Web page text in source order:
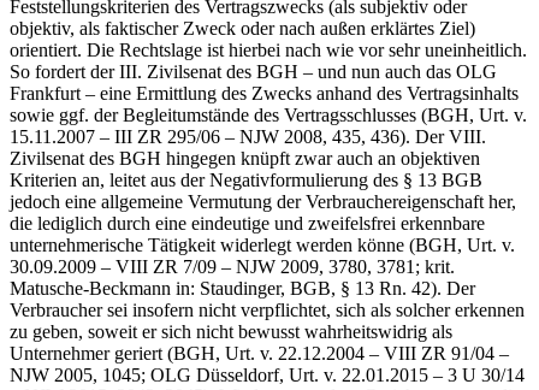
Feststellungskriterien des Vertragszwecks (als subjektiv oder
objektiv, als faktischer Zweck oder nach außen erklärtes Ziel)
orientiert. Die Rechtslage ist hierbei nach wie vor sehr uneinheitlich.
So fordert der III. Zivilsenat des BGH – und nun auch das OLG
Frankfurt – eine Ermittlung des Zwecks anhand des Vertragsinhalts
sowie ggf. der Begleitumstände des Vertragsschlusses (BGH, Urt. v.
15.11.2007 – III ZR 295/06 – NJW 2008, 435, 436). Der VIII.
Zivilsenat des BGH hingegen knüpft zwar auch an objektiven
Kriterien an, leitet aus der Negativformulierung des § 13 BGB
jedoch eine allgemeine Vermutung der Verbrauchereigenschaft her,
die lediglich durch eine eindeutige und zweifelsfrei erkennbare
unternehmerische Tätigkeit widerlegt werden könne (BGH, Urt. v.
30.09.2009 – VIII ZR 7/09 – NJW 2009, 3780, 3781; krit.
Matusche-Beckmann in: Staudinger, BGB, § 13 Rn. 42). Der
Verbraucher sei insofern nicht verpflichtet, sich als solcher erkennen
zu geben, soweit er sich nicht bewusst wahrheitswidrig als
Unternehmer geriert (BGH, Urt. v. 22.12.2004 – VIII ZR 91/04 –
NJW 2005, 1045; OLG Düsseldorf, Urt. v. 22.01.2015 – 3 U 30/14